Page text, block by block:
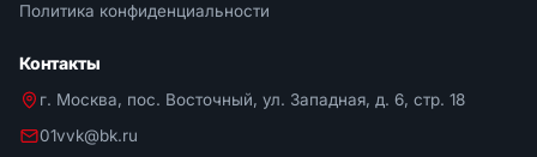
Политика конфиденциальности
Контакты
г. Москва, пос. Восточный, ул. Западная, д. 6, стр. 18
01vvk@bk.ru